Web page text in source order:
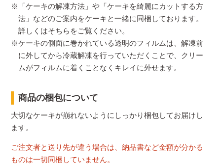
※「ケーキの解凍方法」や「ケーキを綺麗にカットする方
法」などのご案内をケーキと一緒に同梱しております。
詳しくはそちらをご覧ください。
※ケーキの側面に巻かれている透明のフィルムは、解凍前
に外してから冷蔵解凍を行っていただくことで、クリー
ムがフィルムに着くことなくキレイに外せます。
商品の梱包について
大切なケーキが崩れないようにしっかり梱包してお届けし
ます。
ご注文者と送り先が違う場合は、納品書など金額が分かる
ものは一切同梱していません。